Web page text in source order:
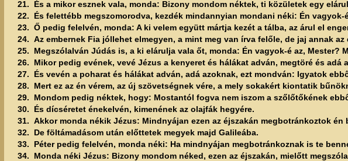
21.
És a mikor esznek vala, monda: Bizony mondom néktek, ti közületek egy
22.
És felettébb megszomorodva, kezdék mindannyian mondani néki: Én vagyok-
23. Ő pedig felelvén, monda: A ki velem együtt mártja kezét a tálba, az árul el
24. Az embernek Fia jóllehet elmegyen, a mint meg van írva felőle, de jaj annak
25.
Megszólalván Júdás is, a ki elárulja vala őt, monda: Én vagyok-é az, Mester?
26.
Mikor pedig evének, vevé Jézus a kenyeret és hálákat adván, megtöré és
27.
És vevén a poharat és hálákat adván, adá azoknak, ezt mondván: Igyatok
28.
Mert ez az én vérem, az új szövetségnek vére, a mely sokakért kiontatik
29.
Mondom pedig néktek, hogy: Mostantól fogva nem iszom a szőlőtőkének
30.
És dícséretet énekelvén, kimenének az olajfák hegyére.
31. Akkor monda nékik Jézus: Mindnyájan ezen az éjszakán megbotránkoztok
32.
De föltámadásom után előttetek megyek majd Galileába.
33.
Péter pedig felelvén, monda néki: Ha mindnyájan megbotránkoznak is te
34.
Monda néki Jézus: Bizony mondom néked, ezen az éjszakán, mielőtt